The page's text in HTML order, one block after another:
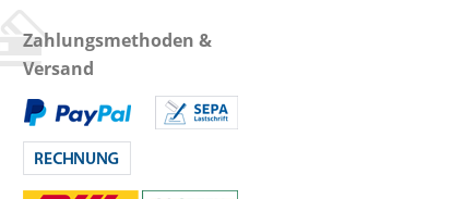
Zahlungsmethoden &
Versand